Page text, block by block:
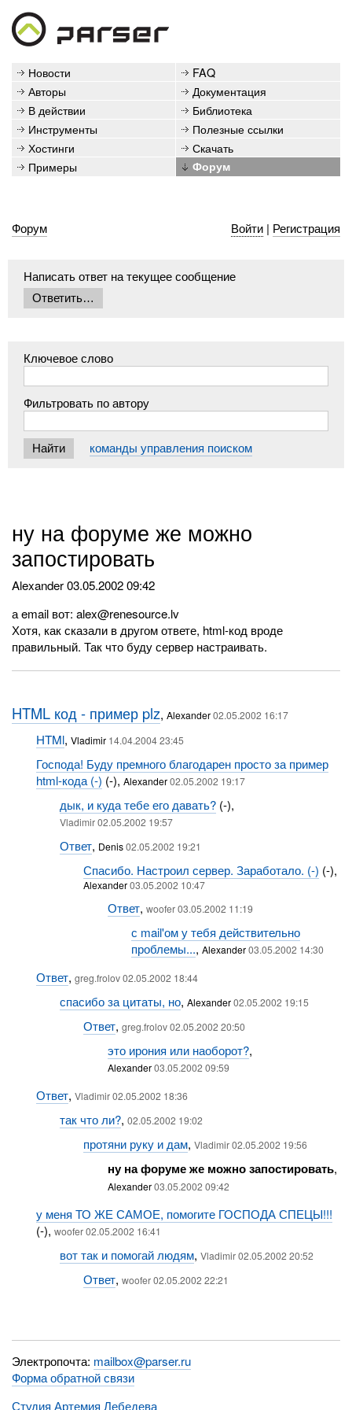
Новости
FAQ
Авторы
Документация
В действии
Библиотека
Инструменты
Полезные ссылки
Хостинги
Скачать
Примеры
Форум
Форум Войти| Регистрация
Написать ответ на текущее сообщение
Ключевое слово
Фильтровать по автору
команды управления поиском
ну на форуме же можно
запостировать
Alexander03.05.2002 09:42
а email вот: alex@renesource.lv
Хотя, как сказали в другом ответе, html-код вроде
правильный. Так что буду сервер настраивать.
HTML код - пример plz,Alexander02.05.2002 16:17
HTMl, Vladimir 14.04.2004 23:45
Господа! Буду премного благодарен просто за пример
html-кода (-) (-), Alexander02.05.2002 19:17
дык, и куда тебе его давать?(-),
Vladimir 02.05.2002 19:57
Ответ, Denis02.05.2002 19:21
Спасибо. Настроил сервер. Заработало. (-) (-),
Alexander03.05.2002 10:47
Ответ, woofer 03.05.2002 11:19
с mail'ом у тебя действительно
проблемы...,Alexander03.05.2002 14:30
Ответ, greg.frolov 02.05.2002 18:44
спасибо за цитаты, но, Alexander02.05.2002 19:15
Ответ,greg.frolov 02.05.2002 20:50
это ирония или наоборот?,
Alexander03.05.2002 09:59
Ответ, Vladimir 02.05.2002 18:36
так что ли?, 02.05.2002 19:02
протяни руку и дам,Vladimir 02.05.2002 19:56
ну на форуме же можно запостировать,
Alexander03.05.2002 09:42
у меня ТО ЖЕ САМОЕ, помогите ГОСПОДА СПЕЦЫ!!!
(-), woofer 02.05.2002 16:41
вот так и помогай людям, Vladimir 02.05.2002 20:52
Ответ,woofer 02.05.2002 22:21
Электропочта: mailbox@parser.ru
Форма обратной связи
Студия Артемия Лебедева